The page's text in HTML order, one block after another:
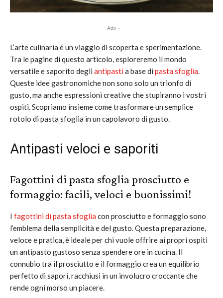
- Adv -
L’arte culinaria è un viaggio di scoperta e sperimentazione.
Tra le pagine di questo articolo, esploreremo il mondo
versatile e saporito degli antipasti a base di pasta sfoglia.
Queste idee gastronomiche non sono solo un trionfo di
gusto, ma anche espressioni creative che stupiranno i vostri
ospiti. Scopriamo insieme come trasformare un semplice
rotolo di pasta sfoglia in un capolavoro di gusto.
Antipasti veloci e saporiti
Fagottini di pasta sfoglia prosciutto e
formaggio: facili, veloci e buonissimi!
I fagottini di pasta sfoglia con prosciutto e formaggio sono
l’emblema della semplicità e del gusto. Questa preparazione,
veloce e pratica, è ideale per chi vuole offrire ai propri ospiti
un antipasto gustoso senza spendere ore in cucina. Il
connubio tra il prosciutto e il formaggio crea un equilibrio
perfetto di sapori, racchiusi in un involucro croccante che
rende ogni morso un piacere.